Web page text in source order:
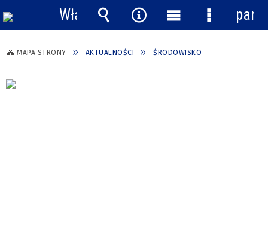
MAPA STRONY AKTUALNOŚCI ŚRODOWISKO
Włącz
powiadomienia
Wyszukiwarka
Narzędzia
Menu
główne
Menu
panel